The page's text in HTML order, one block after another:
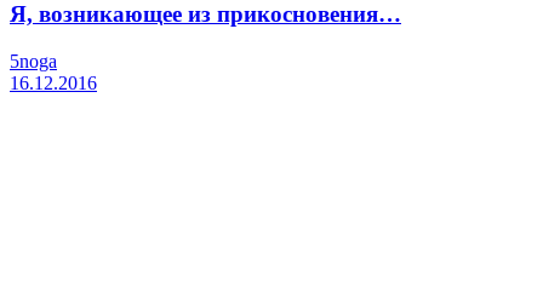
Я, возникающее из прикосновения…
5noga
16.12.2016